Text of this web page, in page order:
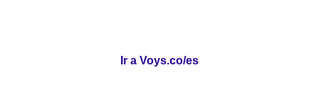
Ir a Voys.co/es